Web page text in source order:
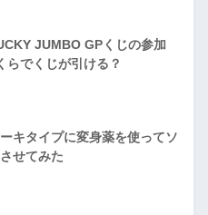
JUMBO GPくじの参加
らでくじが引ける？
ーキタイプに変身薬を使ってソ
せてみた